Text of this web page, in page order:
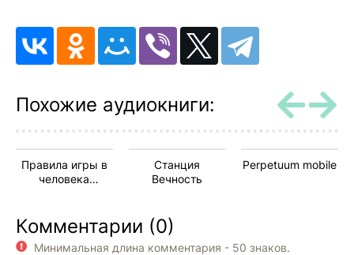
Похожие аудиокниги:
Правила игры в
человека
Станция
Вечность
Perpetuum mobile
Комментарии (0)
Минимальная длина комментария - 50 знаков.